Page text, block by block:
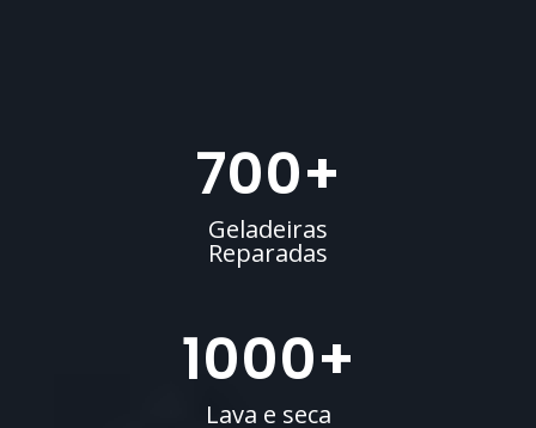
700+
Geladeiras
Reparadas
1000+
Lava e seca